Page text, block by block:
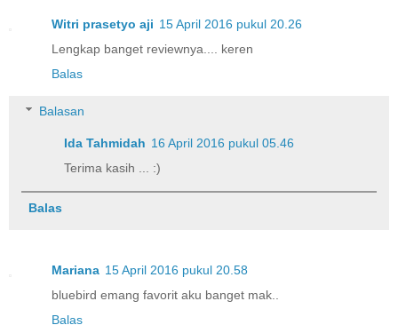
Witri prasetyo aji 15 April 2016 pukul 20.26
Lengkap banget reviewnya.... keren
Balas
Balasan
Ida Tahmidah 16 April 2016 pukul 05.46
Terima kasih ... :)
Balas
Mariana 15 April 2016 pukul 20.58
bluebird emang favorit aku banget mak..
Balas